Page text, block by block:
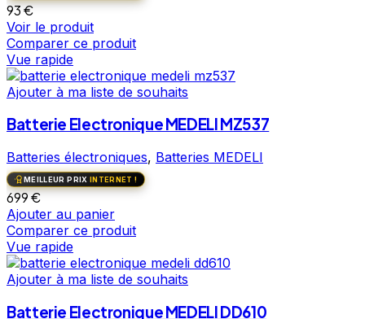
93€
Voir le produit
Comparer ce produit
Vue rapide
Ajouter à ma liste de souhaits
Batterie Electronique MEDELI MZ537
Batteries électroniques, Batteries MEDELI
MEILLEUR PRIX INTERNET !
699€
Ajouter au panier
Comparer ce produit
Vue rapide
Ajouter à ma liste de souhaits
Batterie Electronique MEDELI DD610